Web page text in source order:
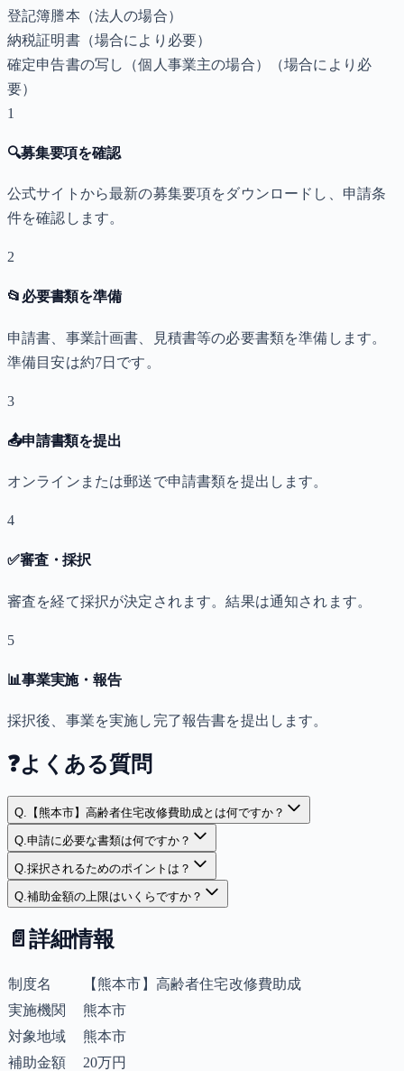
登記簿謄本（法人の場合）
納税証明書（場合により必要）
確定申告書の写し（個人事業主の場合）
（場合により必
要）
1
🔍募集要項を確認
公式サイトから最新の募集要項をダウンロードし、申請条
件を確認します。
2
📂 必要書類を準備
申請書、事業計画書、見積書等の必要書類を準備します。
準備目安は約7日です。
3
📤申請書類を提出
オンラインまたは郵送で申請書類を提出します。
4
✅審査・採択
審査を経て採択が決定されます。結果は通知されます。
5
📊事業実施・報告
採択後、事業を実施し完了報告書を提出します。
❓よくある質問
Q. 【熊本市】高齢者住宅改修費助成とは何ですか？
Q.申請に必要な書類は何ですか？
Q.採択されるためのポイントは？
Q.補助金額の上限はいくらですか？
📄 詳細情報
制度名
【熊本市】高齢者住宅改修費助成
実施機関
熊本市
対象地域
熊本市
補助金額
20万円